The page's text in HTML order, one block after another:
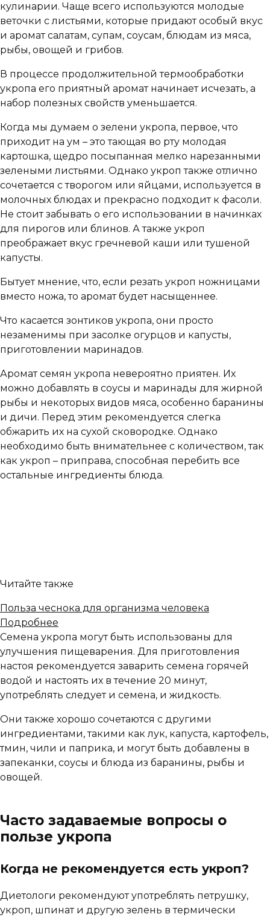
кулинарии. Чаще всего используются молодые
веточки с листьями, которые придают особый вкус
и аромат салатам, супам, соусам, блюдам из мяса,
рыбы, овощей и грибов.
В процессе продолжительной термообработки
укропа его приятный аромат начинает исчезать, а
набор полезных свойств уменьшается.
Когда мы думаем о зелени укропа, первое, что
приходит на ум – это тающая во рту молодая
картошка, щедро посыпанная мелко нарезанными
зелеными листьями. Однако укроп также отлично
сочетается с творогом или яйцами, используется в
молочных блюдах и прекрасно подходит к фасоли.
Не стоит забывать о его использовании в начинках
для пирогов или блинов. А также укроп
преображает вкус гречневой каши или тушеной
капусты.
Бытует мнение, что, если резать укроп ножницами
вместо ножа, то аромат будет насыщеннее.
Что касается зонтиков укропа, они просто
незаменимы при засолке огурцов и капусты,
приготовлении маринадов.
Аромат семян укропа невероятно приятен. Их
можно добавлять в соусы и маринады для жирной
рыбы и некоторых видов мяса, особенно баранины
и дичи. Перед этим рекомендуется слегка
обжарить их на сухой сковородке. Однако
необходимо быть внимательнее с количеством, так
как укроп – приправа, способная перебить все
остальные ингредиенты блюда.
Читайте также
Польза чеснока для организма человека
Подробнее
Семена укропа могут быть использованы для
улучшения пищеварения. Для приготовления
настоя рекомендуется заварить семена горячей
водой и настоять их в течение 20 минут,
употреблять следует и семена, и жидкость.
Они также хорошо сочетаются с другими
ингредиентами, такими как лук, капуста, картофель,
тмин, чили и паприка, и могут быть добавлены в
запеканки, соусы и блюда из баранины, рыбы и
овощей.
Часто задаваемые вопросы о
пользе укропа
Когда не рекомендуется есть укроп?
Диетологи рекомендуют употреблять петрушку,
укроп, шпинат и другую зелень в термически